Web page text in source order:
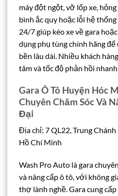
máy đột ngột, vỡ lốp xe,
bình ắc quy hoặc lỗi hệ
24/7 giúp kéo xe về gara
dụng phụ tùng chính hãng
bền lâu dài. Nhiều khách
tâm và tốc độ phản hồi
Gara Ô Tô Huyện Hóc
Chuyên Chăm Sóc Và
Đại
Địa chỉ: 7 QL22, Trung
Hồ Chí Minh
Wash Pro Auto là gara
và nâng cấp ô tô, với không
thợ lành nghề. Gara cung